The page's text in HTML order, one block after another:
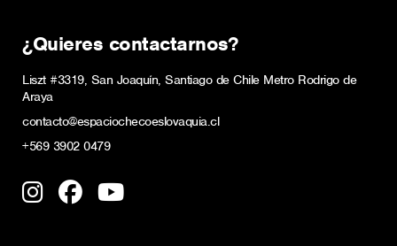
¿Quieres contactarnos?
Liszt #3319, San Joaquín, Santiago de Chile Metro Rodrigo de
Araya
contacto@espaciochecoeslovaquia.cl
+569 3902 0479